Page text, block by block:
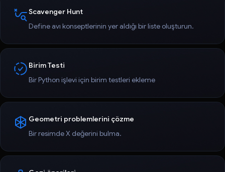
Scavenger Hunt
Define avı konseptlerinin yer aldığı bir liste oluşturun.
Birim Testi
Bir Python işlevi için birim testleri ekleme
Geometri problemlerini çözme
Bir resimde X değerini bulma.